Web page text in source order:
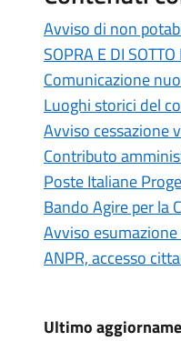
Avviso di non
SOPRA E DI
Comunicazione
Luoghi storici del
Avviso cessazione
Contributo
Poste Italiane
Bando Agire per la
Avviso
ANPR, accesso
Ultimo